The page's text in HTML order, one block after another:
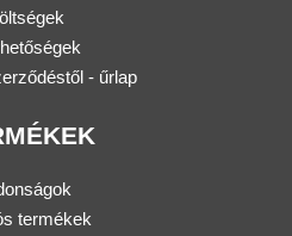
- űrlap
termékek